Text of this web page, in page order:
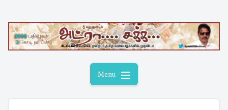
content
Menu